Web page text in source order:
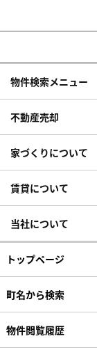
物件検索メニュー
不動産売却
家づくりについて
賃貸について
当社について
トップページ
町名から検索
物件閲覧履歴